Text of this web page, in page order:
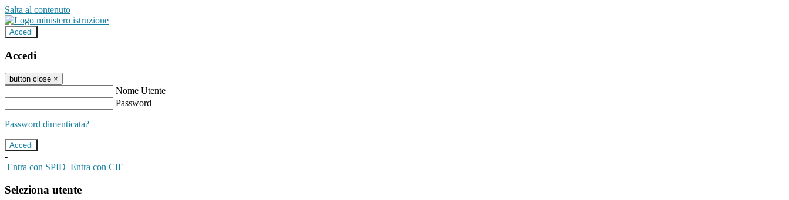
Salta al contenuto
Accedi
Accedi
button close ×
Nome Utente
Password
Password dimenticata?
-
Entra con SPID Entra con CIE
Seleziona utente